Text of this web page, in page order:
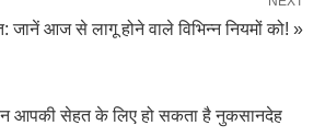
आज से लागू होने वाले विभिन्न नियमों को! »
आपकी सेहत के लिए हो सकता है नुकसानदेह